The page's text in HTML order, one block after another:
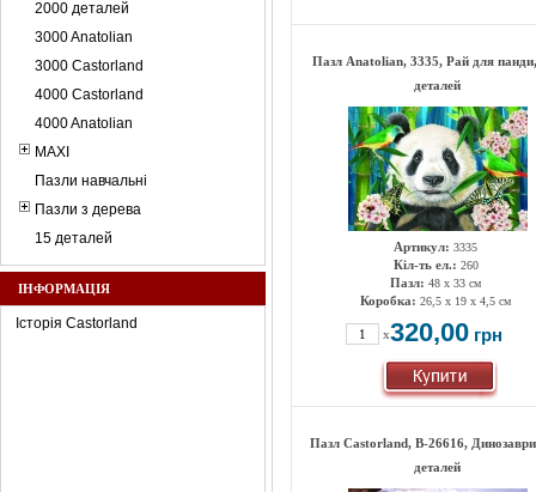
2000 деталей
3000 Anatolian
3000 Castorland
4000 Castorland
4000 Anatolian
MAXI
Пазли навчальні
Пазли з дерева
15 деталей
ІНФОРМАЦІЯ
Історія Castorland
Пазл Anatolian, 3335, Рай для
деталей
Артикул: 3335
Кіл-ть ел.: 260
Пазл: 48 х 33 см
Коробка: 26,5 х 19 х 4,5 см
x320,00 грн
Пазл Castorland, B-26616,
деталей